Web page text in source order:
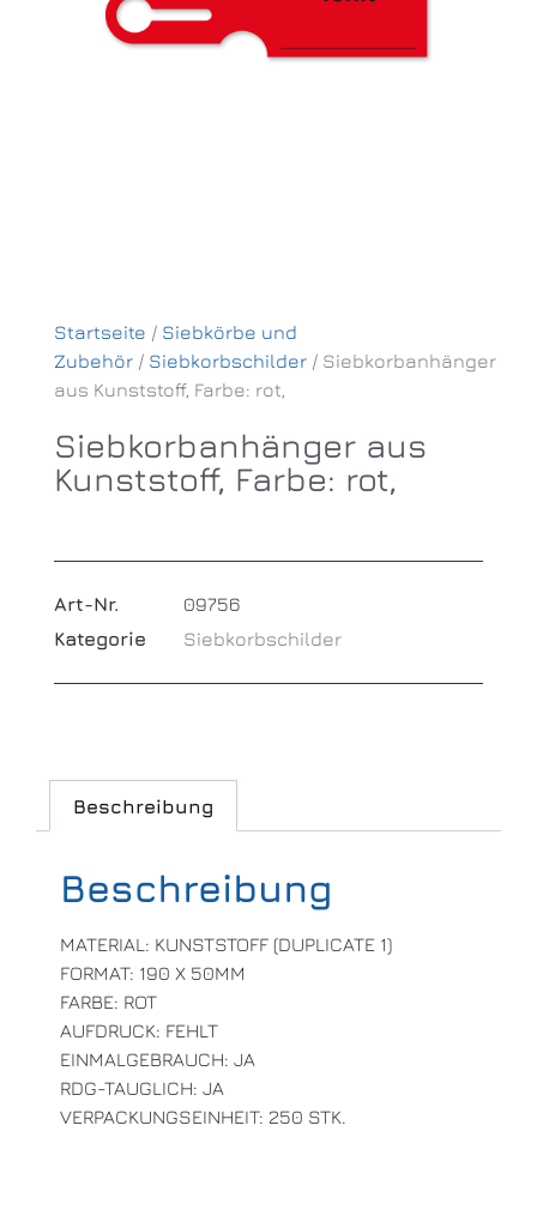
Startseite / Siebkörbe und
Zubehör / Siebkorbschilder / Siebkorbanhänger
aus Kunststoff, Farbe: rot,
Siebkorbanhänger aus
Kunststoff, Farbe: rot,
Art-Nr.
09756
Kategorie
Siebkorbschilder
Beschreibung
Beschreibung
MATERIAL: KUNSTSTOFF (DUPLICATE 1)
FORMAT: 190 X 50MM
FARBE: ROT
AUFDRUCK: FEHLT
EINMALGEBRAUCH: JA
RDG-TAUGLICH: JA
VERPACKUNGSEINHEIT: 250 STK.